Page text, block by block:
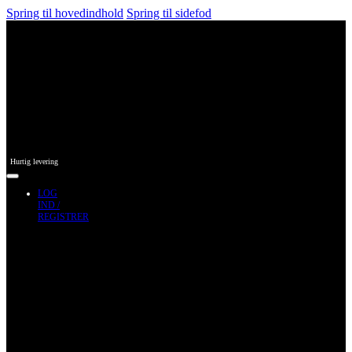
Spring til hovedindhold Spring til sidefod
Hurtig levering
LOG
IND /
REGISTRER